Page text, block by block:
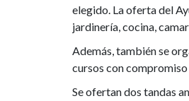
elegido. La oferta del
jardinería, cocina,
Además, también se
cursos con
Se ofertan dos tandas